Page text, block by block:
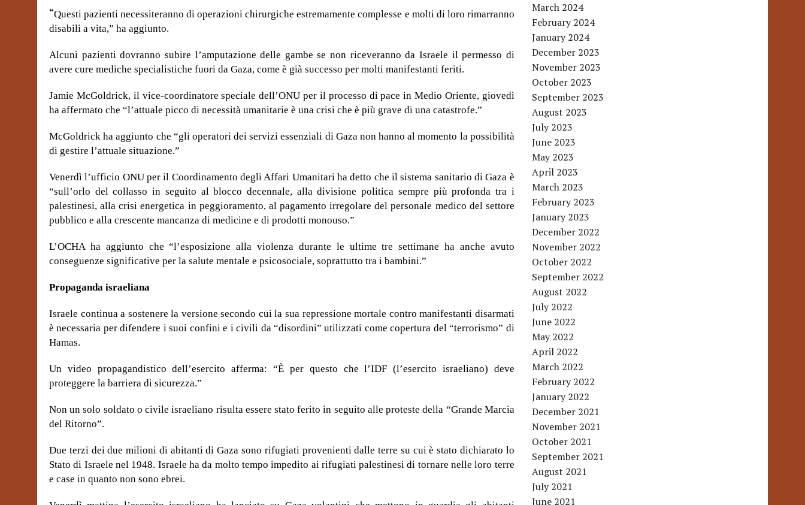
“Questi pazienti necessiteranno di operazioni chirurgiche estremamente complesse e molti di loro rimarranno
disabili a vita,” ha aggiunto.
Alcuni pazienti dovranno subire l’amputazione delle gambe se non riceveranno da Israele il permesso di
avere cure mediche specialistiche fuori da Gaza, come è già successo per molti manifestanti feriti.
Jamie McGoldrick, il vice-coordinatore speciale dell’ONU per il processo di pace in Medio Oriente, giovedì
ha affermato che “l’attuale picco di necessità umanitarie è una crisi che è più grave di una catastrofe.”
McGoldrick ha aggiunto che “gli operatori dei servizi essenziali di Gaza non hanno al momento la possibilità
di gestire l’attuale situazione.”
Venerdì l’ufficio ONU per il Coordinamento degli Affari Umanitari ha detto che il sistema sanitario di Gaza è
“sull’orlo del collasso in seguito al blocco decennale, alla divisione politica sempre più profonda tra i
palestinesi, alla crisi energetica in peggioramento, al pagamento irregolare del personale medico del settore
pubblico e alla crescente mancanza di medicine e di prodotti monouso.”
L’OCHA ha aggiunto che “l’esposizione alla violenza durante le ultime tre settimane ha anche avuto
conseguenze significative per la salute mentale e psicosociale, soprattutto tra i bambini.”
Propaganda israeliana
Israele continua a sostenere la versione secondo cui la sua repressione mortale contro manifestanti disarmati
è necessaria per difendere i suoi confini e i civili da “disordini” utilizzati come copertura del “terrorismo” di
Hamas.
Un video propagandistico dell’esercito afferma: “È per questo che l’IDF (l’esercito israeliano) deve
proteggere la barriera di sicurezza.”
Non un solo soldato o civile israeliano risulta essere stato ferito in seguito alle proteste della “Grande Marcia
del Ritorno”.
Due terzi dei due milioni di abitanti di Gaza sono rifugiati provenienti dalle terre su cui è stato dichiarato lo
Stato di Israele nel 1948. Israele ha da molto tempo impedito ai rifugiati palestinesi di tornare nelle loro terre
e case in quanto non sono ebrei.
March 2024
February 2024
January 2024
December 2023
November 2023
October 2023
September 2023
August 2023
July 2023
June 2023
May 2023
April 2023
March 2023
February 2023
January 2023
December 2022
November 2022
October 2022
September 2022
August 2022
July 2022
June 2022
May 2022
April 2022
March 2022
February 2022
January 2022
December 2021
November 2021
October 2021
September 2021
August 2021
July 2021
June 2021